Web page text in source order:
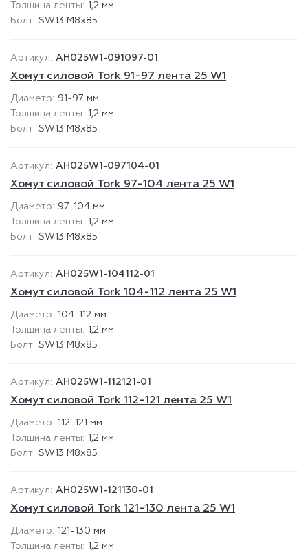
1,2 мм
SW13 М8х85
AH025W1-091097-01
Хомут силовой Tork 91-97 лента 25 W1
91-97 мм
1,2 мм
SW13 М8х85
AH025W1-097104-01
Хомут силовой Tork 97-104 лента 25 W1
97-104 мм
1,2 мм
SW13 М8х85
AH025W1-104112-01
Хомут силовой Tork 104-112 лента 25 W1
104-112 мм
1,2 мм
SW13 М8х85
AH025W1-112121-01
Хомут силовой Tork 112-121 лента 25 W1
112-121 мм
1,2 мм
SW13 М8х85
AH025W1-121130-01
Хомут силовой Tork 121-130 лента 25 W1
121-130 мм
1,2 мм